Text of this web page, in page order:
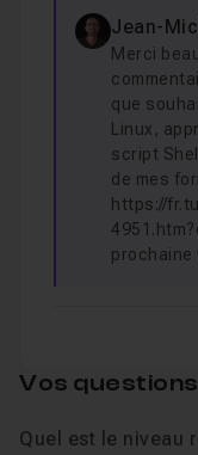
Jean-
Merci
que
Linux,
script
de mes
https://
prochaine
Vos
Quel est le niveau